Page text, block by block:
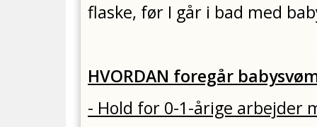
flaske, før I går i bad med
HVORDAN foregår
- Hold for 0-1-årige arbejder